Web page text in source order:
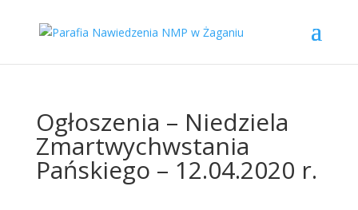
Ogłoszenia – Niedziela
Zmartwychwstania
Pańskiego – 12.04.2020 r.